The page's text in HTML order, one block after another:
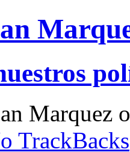
Marquez
TrackBacks